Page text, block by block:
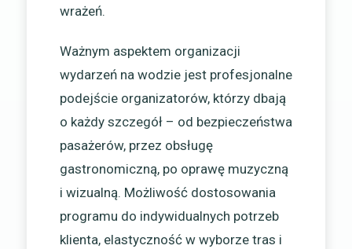
wrażeń.
Ważnym aspektem organizacji
wydarzeń na wodzie jest profesjonalne
podejście organizatorów, którzy dbają
o każdy szczegół – od bezpieczeństwa
pasażerów, przez obsługę
gastronomiczną, po oprawę muzyczną
i wizualną. Możliwość dostosowania
programu do indywidualnych potrzeb
klienta, elastyczność w wyborze tras i